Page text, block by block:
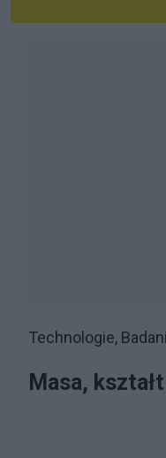
Technologie,
Masa,